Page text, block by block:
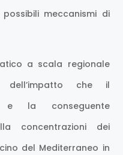
meccanismi di
a scala regionale
che il
e la conseguente
concentrazioni dei
del Mediterraneo in